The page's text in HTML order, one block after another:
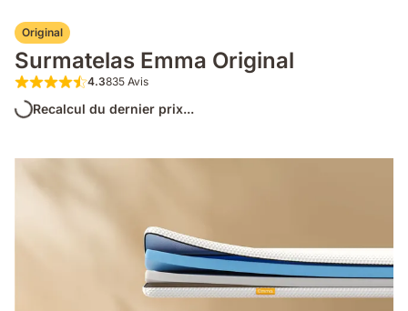
Original
Surmatelas Emma Original
4.3 sur 5 étoiles 835 Avis
4.3835 Avis
Recalcul du dernier prix...